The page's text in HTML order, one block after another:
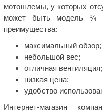
мотошлемы, у которых
может быть модель ¾
преимущества:
максимальный обзор;
небольшой вес;
отличная вентиляция;
низкая цена;
удобство
Интернет-магазин